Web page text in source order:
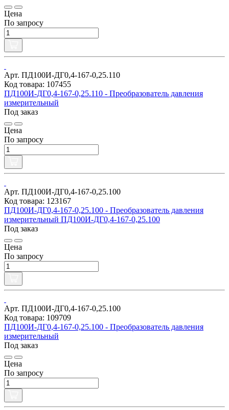
Цена
По запросу
Арт. ПД100И-ДГ0,4-167-0,25.110
Код товара: 107455
ПД100И-ДГ0,4-167-0,25.110 - Преобразователь давления
измерительный
Под заказ
Цена
По запросу
Арт. ПД100И-ДГ0,4-167-0,25.100
Код товара: 123167
ПД100И-ДГ0,4-167-0,25.100 - Преобразователь давления
измерительный ПД100И-ДГ0,4-167-0,25.100
Под заказ
Цена
По запросу
Арт. ПД100И-ДГ0,4-167-0,25.100
Код товара: 109709
ПД100И-ДГ0,4-167-0,25.100 - Преобразователь давления
измерительный
Под заказ
Цена
По запросу